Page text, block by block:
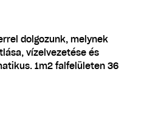
dolgozunk, melynek
vízelvezetése és
1m2 falfelületen 36